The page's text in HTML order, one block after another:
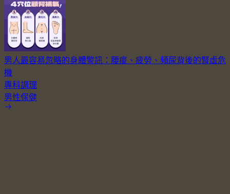
男人最容易忽略的身體警訊：腰痠、疲勞、頻尿背後的腎虛危
機
專科調理
男性保健